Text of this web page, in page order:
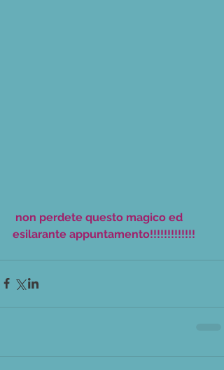
non perdete questo magico ed
esilarante appuntamento!!!!!!!!!!!!!